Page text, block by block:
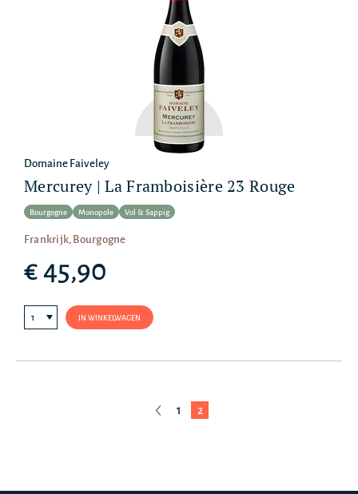
Domaine Faiveley
Mercurey | La Framboisière 23 Rouge
Bourgogne Monopole Vol & Sappig
Frankrijk, Bourgogne
€ 45,90
IN WINKELWAGEN
1 2